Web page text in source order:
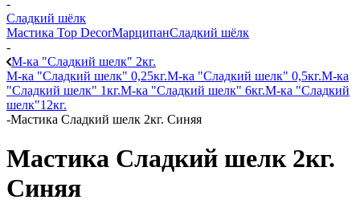
-
Сладкий шёлк
Мастика Top DecorМарципанСладкий шёлк
-
М-ка "Сладкий шелк" 2кг.
М-ка "Сладкий шелк" 0,25кг.М-ка "Сладкий шелк" 0,5кг.М-ка
"Сладкий шелк" 1кг.М-ка "Сладкий шелк" 6кг.М-ка "Сладкий
шелк"12кг.
-Мастика Сладкий шелк 2кг. Синяя
Мастика Сладкий шелк 2кг.
Синяя